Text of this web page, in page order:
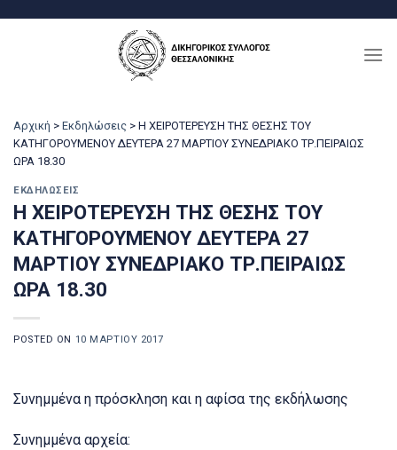
Αρχική > Εκδηλώσεις > Η ΧΕΙΡΟΤΕΡΕΥΣΗ ΤΗΣ ΘΕΣΗΣ ΤΟΥ
ΚΑΤΗΓΟΡΟΥΜΕΝΟΥ ΔΕΥΤΕΡΑ 27 ΜΑΡΤΙΟΥ ΣΥΝΕΔΡΙΑΚΟ ΤΡ.ΠΕΙΡΑΙΩΣ
ΩΡΑ 18.30
ΕΚΔΗΛΏΣΕΙΣ
Η ΧΕΙΡΟΤΕΡΕΥΣΗ ΤΗΣ ΘΕΣΗΣ ΤΟΥ
ΚΑΤΗΓΟΡΟΥΜΕΝΟΥ ΔΕΥΤΕΡΑ 27
ΜΑΡΤΙΟΥ ΣΥΝΕΔΡΙΑΚΟ ΤΡ.ΠΕΙΡΑΙΩΣ
ΩΡΑ 18.30
POSTED ON 10 ΜΑΡΤΊΟΥ 2017
Συνημμένα η πρόσκληση και η αφίσα της εκδήλωσης
Συνημμένα αρχεία: